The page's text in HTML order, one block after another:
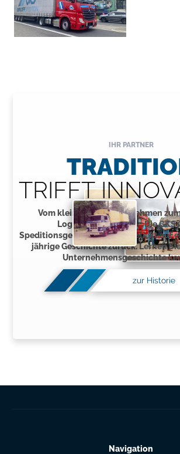
IHR PARTNER
TRIFFT
Vom kleinen Fuhrunternehmen
Logistikdienstleister: Die GKS
Speditionsgesellschaft mbH blickt auf
jährige Geschichte zurück. Lernen
Unternehmensgeschichte
zur Historie
Navigation